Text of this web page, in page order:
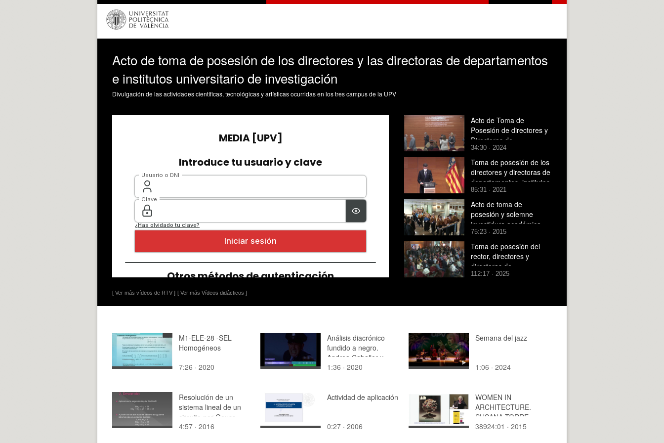
Acto de toma de posesión de los directores y las directoras de departamentos
e institutos universitario de investigación
Divulgación de las actividades científicas, tecnológicas y artísticas ocurridas en los tres campus de la UPV
[ Ver más vídeos de RTV ] [ Ver más Vídeos didácticos ]
Acto de Toma de
Posesión de directores y
Directoras de
Departamentos e
Institutos Universitarios
de Investigación
34:30 · 2024
Toma de posesión de los
directores y directoras de
departamentos, institutos
y estructuras propias de
investigación
85:31 · 2021
Acto de toma de
posesión y solemne
investidura académica
del Dr. Jrancisco José
Mora Más como Recto
Magnífico
75:23 · 2015
Toma de posesión del
rector, directores y
directoras de
departamento, instituto
112:17 · 2025
M1-ELE-28 -SEL
Homogéneos
7:26 · 2020
Análisis diacrónico
fundido a negro.
Andrea Caballer y
Adelina Lobanova
1:36 · 2020
Semana del jazz
1:06 · 2024
Resolución de un
sistema lineal de un
circuito por Gauss
4:57 · 2016
Actividad de aplicación
0:27 · 2006
WOMEN IN
ARCHITECTURE.
SUSANA TORRE
38924:01 · 2015